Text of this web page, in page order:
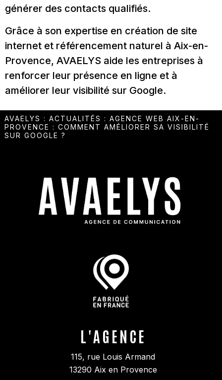
générer des contacts qualifiés.
Grâce à son expertise en création de site
internet et référencement naturel à Aix-en-
Provence, AVAELYS aide les entreprises à
renforcer leur présence en ligne et à
améliorer leur visibilité sur Google.
AVAELYS : ACTUALITÉS : AGENCE WEB AIX-EN-
PROVENCE : COMMENT AMÉLIORER SA VISIBILITÉ
SUR GOOGLE ?
L'AGENCE
115, rue Louis Armand
13290 Aix en Provence